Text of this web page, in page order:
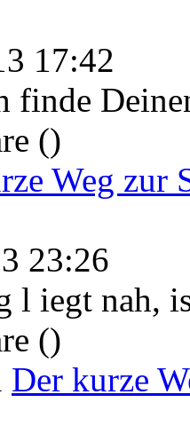
17:42
finde
()
Weg zur
23:26
l iegt nah,
()
Der kurze